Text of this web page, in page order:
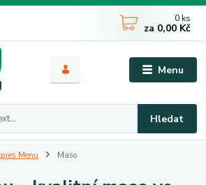
Menu
Hledat
0 ks
za 0,00 Kč
Menu Maso